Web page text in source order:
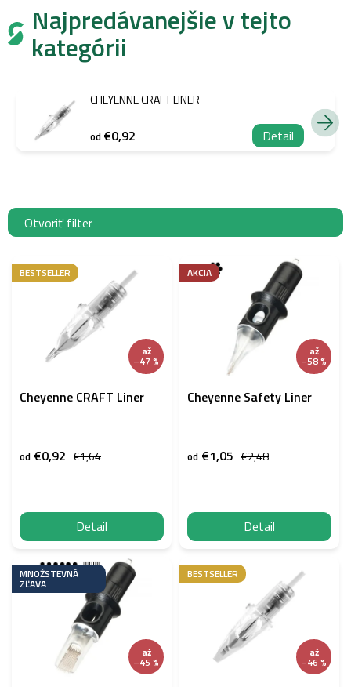
Najpredávanejšie v tejto
kategórii
CHEYENNE CRAFT LINER
od €0,92 Detail
Otvoriť filter
V
ý BESTSELLER
až
–47 %
Cheyenne CRAFT Liner
€1,64
od €0,92
Detail
AKCIA
až
–58 %
Cheyenne Safety Liner
€2,48
od €1,05
Detail
MNOŽSTEVNÁ
ZĽAVA
až
–45 %
BESTSELLER
až
–46 %